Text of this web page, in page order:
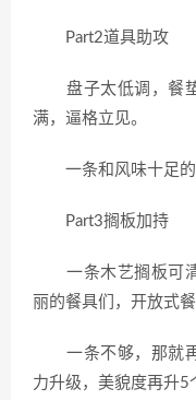
Part2道具助攻
盘子太低调，餐垫
满，逼格立见。
一条和风味十足的
Part3搁板加持
一条木艺搁板可清
丽的餐具们，开放式
一条不够，那就再
力升级，美貌度再升5